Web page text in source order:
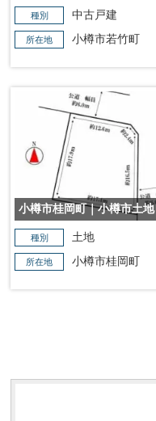
種別 中古戸建
所在地 小樽市若竹町
小樽市桂岡町｜小樽市土地
種別 土地
所在地 小樽市桂岡町